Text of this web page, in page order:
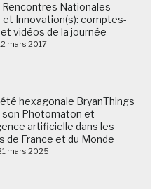
Nationales
et Innovation(s): comptes-
vidéos de la journée
mars 2017
hexagonale BryanThings
son Photomaton et
artificielle dans les
de France et du Monde
mars 2025